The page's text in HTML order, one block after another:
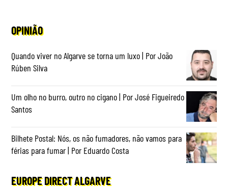
OPINIÃO
Quando viver no Algarve se torna um luxo | Por João
Rúben Silva
Um olho no burro, outro no cigano | Por José Figueiredo
Santos
Bilhete Postal: Nós, os não fumadores, não vamos para
férias para fumar | Por Eduardo Costa
EUROPE DIRECT ALGARVE